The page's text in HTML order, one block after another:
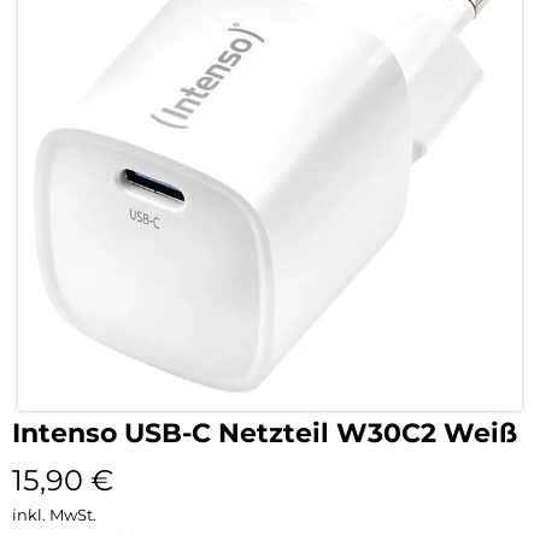
Intenso USB-C Netzteil W30C2 Weiß
15,90 €
inkl. MwSt.